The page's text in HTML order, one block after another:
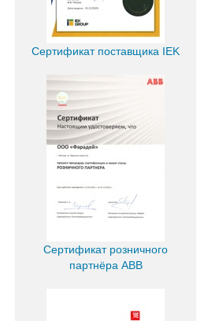
Сертификат поставщика IEK
Сертификат розничного
партнёра ABB